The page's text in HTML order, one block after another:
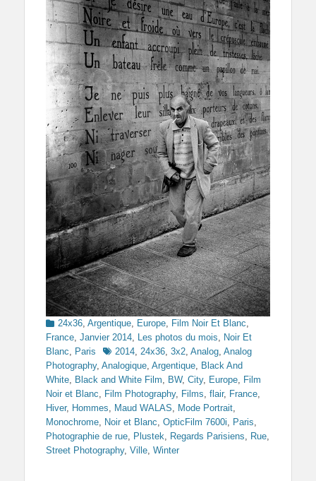
Categories
24x36 Argentique Europe Film Noir Et Blanc
France Janvier 2014 Les photos du mois
Noir Et
Blanc
Paris Tags2014 24x36 3x2 Analog Analog
Photography, Analogique Argentique
Black And
White
Black and White Film BW, City, Europe
Film
Noir et Blanc
Film Photography, Films flair, France
Hiver, Hommes Maud WALAS Mode Portrait
Monochrome
Noir et Blanc OpticFilm 7600i Paris
Photographie de rue
Plustek Regards Parisiens Rue
Street Photography, Ville Winter